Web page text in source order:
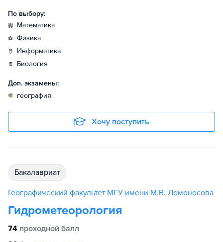
По выбору:
математика
физика
информатика
биология
Доп. экзамены:
география
Хочу поступить
бакалавриат
Географический факультет МГУ имени М.В. Ломоносова
Гидрометеорология
74 проходной балл